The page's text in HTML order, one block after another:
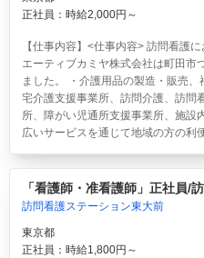
正社員：時給2,000円～
【仕事内容】<仕事内容> 訪問看護
エーティブカミヤ株式会社は町田市
ました。 ・介護用品の製造・販売
宅介護支援事業所、訪問介護、訪問
所、障がい児通所支援事業所、施設
広いサービスを通じて地域の方の利
「看護師・准看護師」正社員/
訪問看護ステーション東大前
東京都
正社員：時給1,800円～